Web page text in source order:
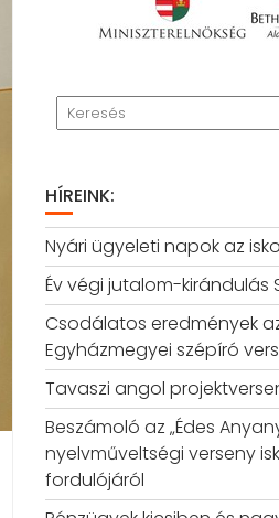
HÍREINK:
Nyári ügyeleti napok az
Év végi jutalom-kirándulás
Csodálatos eredmények
Egyházmegyei szépíró
Tavaszi angol
Beszámoló az „Édes
nyelvműveltségi verseny
fordulójáról